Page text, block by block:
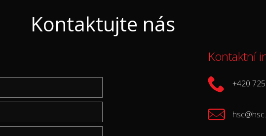
Kontaktujte nás
Kontaktní
+420